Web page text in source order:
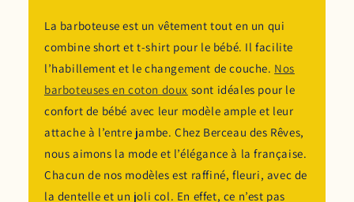
La barboteuse est un vêtement tout en un qui
combine short et t-shirt pour le bébé. Il facilite
l’habillement et le changement de couche. Nos
barboteuses en coton doux sont idéales pour le
confort de bébé avec leur modèle ample et leur
attache à l’entre jambe. Chez Berceau des Rêves,
nous aimons la mode et l’élégance à la française.
Chacun de nos modèles est raffiné, fleuri, avec de
la dentelle et un joli col. En effet, ce n’est pas